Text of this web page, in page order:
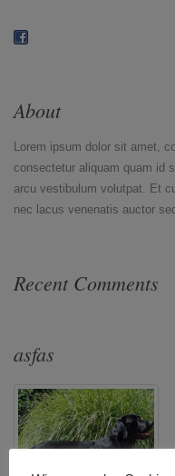
About
Lorem ipsum dolor sit amet,
consectetur aliquam quam id
arcu vestibulum volutpat. Et
nec lacus venenatis auctor
Recent Comments
asfas